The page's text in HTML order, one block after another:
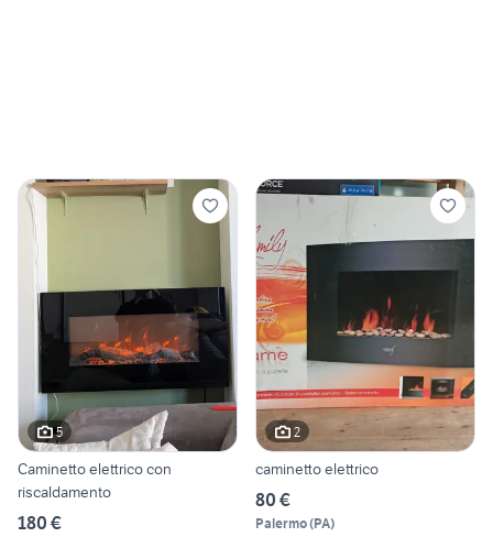
5
Caminetto elettrico con
riscaldamento
180 €
2
caminetto elettrico
80 €
Palermo(PA)